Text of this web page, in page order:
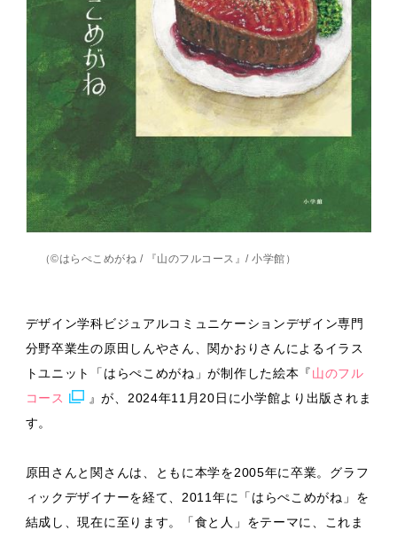
（©はらぺこめがね / 『山のフルコース』/ 小学館）
デザイン学科ビジュアルコミュニケーションデザイン専門
分野卒業生の原田しんやさん、関かおりさんによるイラス
トユニット「はらぺこめがね」が制作した絵本『山のフル
コース
』が、2024年11月20日に小学館より出版されま
す。
原田さんと関さんは、ともに本学を2005年に卒業。グラフ
ィックデザイナーを経て、2011年に「はらぺこめがね」を
結成し、現在に至ります。「食と人」をテーマに、これま